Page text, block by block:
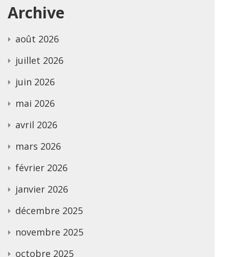
Archive
août 2026
juillet 2026
juin 2026
mai 2026
avril 2026
mars 2026
février 2026
janvier 2026
décembre 2025
novembre 2025
octobre 2025